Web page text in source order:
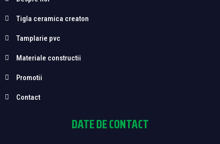
Tigla ceramica creaton
Tamplarie pvc
Materiale constructii
Promotii
Contact
DATE DE CONTACT